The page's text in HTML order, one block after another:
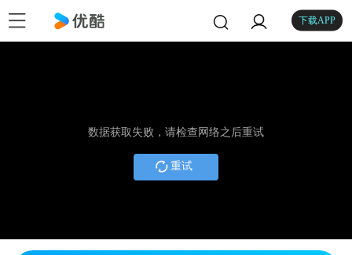
下载APP
数据获取失败，请检查网络之后重试
重试